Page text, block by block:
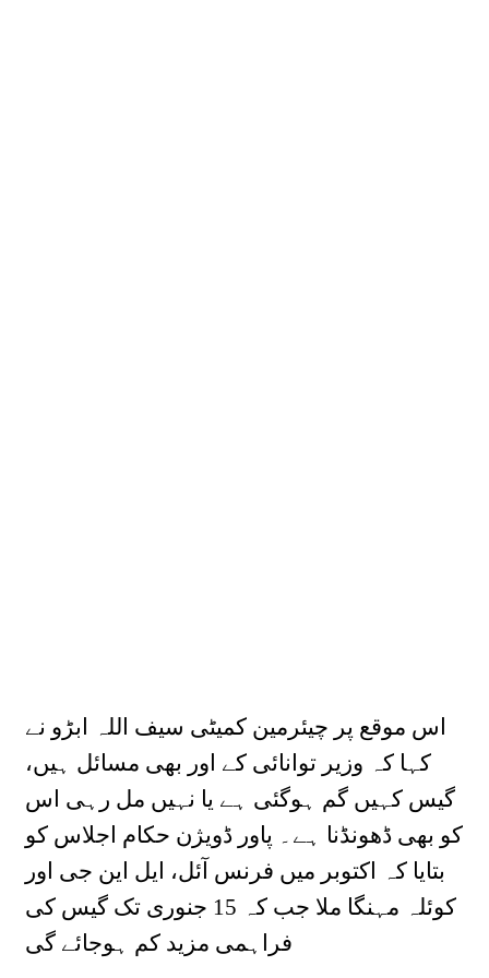
اس موقع پر چیئرمین کمیٹی سیف اللہ ابڑو نے
کہا کہ وزیر توانائی کے اور بھی مسائل ہیں،
گیس کہیں گم ہوگئی ہے یا نہیں مل رہی اس
کو بھی ڈھونڈنا ہے۔ پاور ڈویژن حکام اجلاس کو
بتایا کہ اکتوبر میں فرنس آئل، ایل این جی اور
کوئلہ مہنگا ملا جب کہ 15 جنوری تک گیس کی
فراہمی مزید کم ہوجائے گی